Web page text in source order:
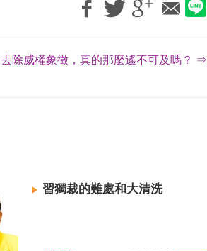
去除威權象徵，真的那麼遙不可及嗎？ ⇒
習獨裁的難處和大清洗